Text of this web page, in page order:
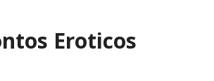
Eroticos